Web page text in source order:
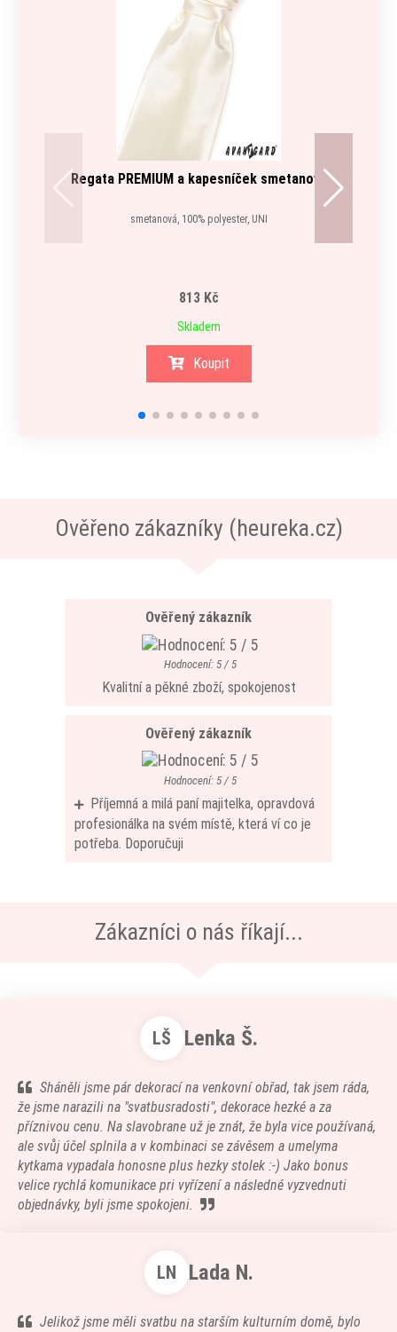
Regata PREMIUM a kapesníček smetanová
smetanová, 100% polyester, UNI
813 Kč
Skladem
Koupit
Ověřeno zákazníky (heureka.cz)
Ověřený zákazník
Hodnocení: 5 / 5
Kvalitní a pěkné zboží, spokojenost
Ověřený zákazník
Hodnocení: 5 / 5
Příjemná a milá paní majitelka, opravdová
profesionálka na svém místě, která ví co je
potřeba. Doporučuji
Zákazníci o nás říkají...
LŠ Lenka Š.
Sháněli jsme pár dekorací na venkovní obřad, tak jsem ráda,
že jsme narazili na "svatbusradosti", dekorace hezké a za
příznivou cenu. Na slavobrane už je znát, že byla vice používaná,
ale svůj účel splnila a v kombinaci se závěsem a umelyma
kytkama vypadala honosne plus hezky stolek :-) Jako bonus
velice rychlá komunikace pri vyřízení a následné vyzvednuti
objednávky, byli jsme spokojeni.
LN Lada N.
Jelikož jsme měli svatbu na starším kulturním domě, bylo